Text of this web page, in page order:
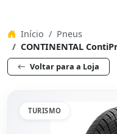
Início
Pneus
CONTINENTAL
Voltar para a Loja
TURISMO